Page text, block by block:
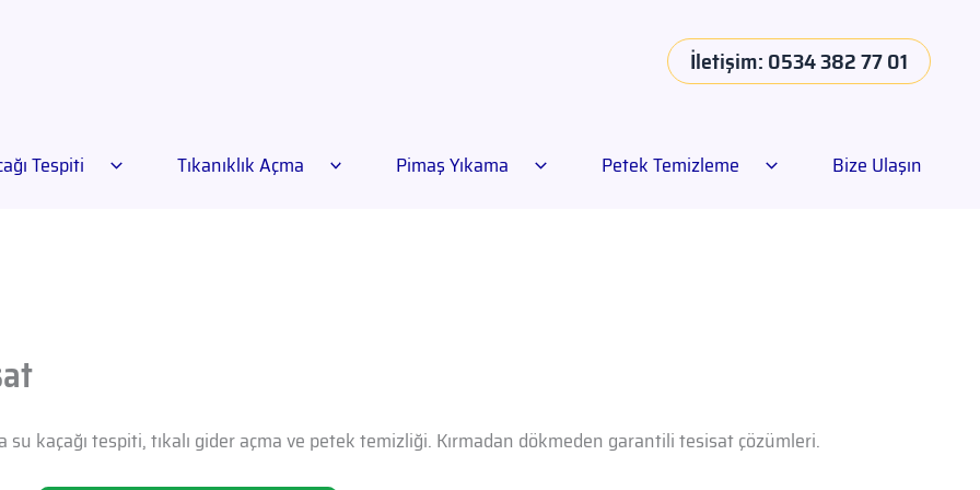
İletişim: 0534 382 77 01
Tespiti Tıkanıklık Açma Pimaş Yıkama Petek Temizleme Bize Ulaşın
su kaçağı tespiti, tıkalı gider açma ve petek temizliği. Kırmadan dökmeden garantili tesisat çözümleri.